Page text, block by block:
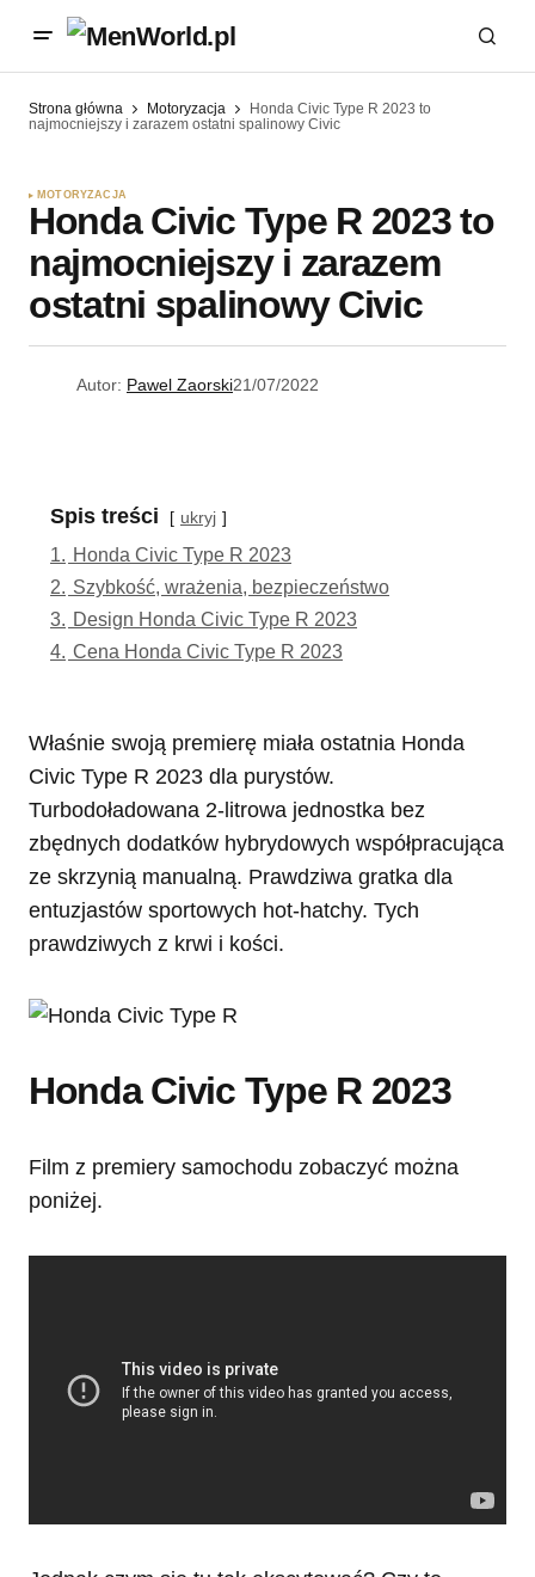
Strona główna Motoryzacja
Honda Civic Type R 2023 to
najmocniejszy i zarazem ostatni spalinowy Civic
MOTORYZACJA
Honda Civic Type R 2023 to
najmocniejszy i zarazem
ostatni spalinowy Civic
Autor: Pawel Zaorski21/07/2022
Spis treści ukryj
1. Honda Civic Type R 2023
2. Szybkość, wrażenia, bezpieczeństwo
3. Design Honda Civic Type R 2023
4. Cena Honda Civic Type R 2023
Właśnie swoją premierę miała ostatnia Honda
Civic Type R 2023 dla purystów.
Turbodoładowana 2-litrowa jednostka bez
zbędnych dodatków hybrydowych współpracująca
ze skrzynią manualną. Prawdziwa gratka dla
entuzjastów sportowych hot-hatchy. Tych
prawdziwych z krwi i kości.
Honda Civic Type R 2023
Film z premiery samochodu zobaczyć można
poniżej.